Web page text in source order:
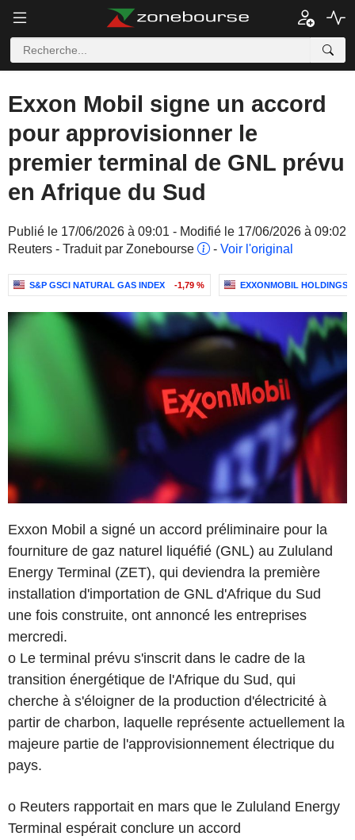
Exxon Mobil signe un accord
pour approvisionner le
premier terminal de GNL prévu
en Afrique du Sud
Publié le 17/06/2026 à 09:01 - Modifié le 17/06/2026 à 09:02
Reuters - Traduit par Zonebourse
- Voir l'original
S&P GSCI NATURAL GAS INDEX -1,79 % EXXONMOBIL HOLDINGS
Exxon Mobil a signé un accord préliminaire pour la
fourniture de gaz naturel liquéfié (GNL) au Zululand
Energy Terminal (ZET), qui deviendra la première
installation d'importation de GNL d'Afrique du Sud
une fois construite, ont annoncé les entreprises
mercredi.
o Le terminal prévu s'inscrit dans le cadre de la
transition énergétique de l'Afrique du Sud, qui
cherche à s'éloigner de la production d'électricité à
partir de charbon, laquelle représente actuellement la
majeure partie de l'approvisionnement électrique du
pays.
o Reuters rapportait en mars que le Zululand Energy
Terminal espérait conclure un accord